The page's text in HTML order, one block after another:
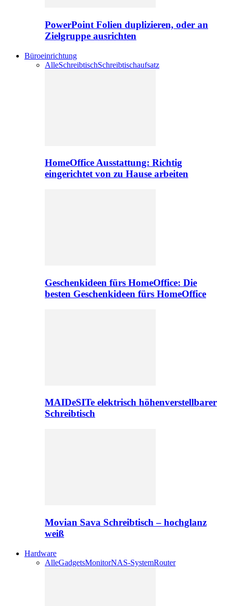
PowerPoint Folien duplizieren, oder an
Zielgruppe ausrichten
Büroeinrichtung
AlleSchreibtischSchreibtischaufsatz
HomeOffice Ausstattung: Richtig
eingerichtet von zu Hause arbeiten
Geschenkideen fürs HomeOffice: Die
besten Geschenkideen fürs HomeOffice
MAIDeSITe elektrisch höhenverstellbarer
Schreibtisch
Movian Sava Schreibtisch – hochglanz
weiß
Hardware
AlleGadgetsMonitorNAS-SystemRouter